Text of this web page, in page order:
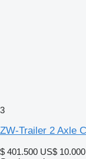
3
ZW-Trailer 2 Axle
$ 401.500 US$ 10.000